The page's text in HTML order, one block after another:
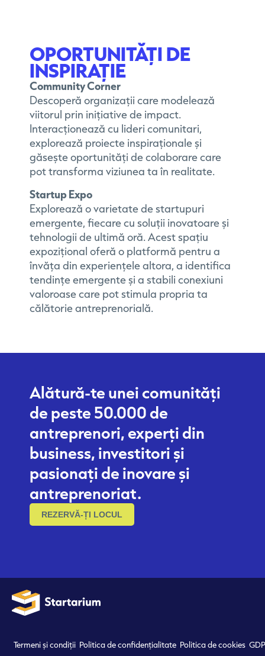
OPORTUNITĂȚI DE
INSPIRAȚIE
Community Corner
Descoperă organizații care modelează
viitorul prin inițiative de impact.
Interacționează cu lideri comunitari,
explorează proiecte inspiraționale și
găsește oportunități de colaborare care
pot transforma viziunea ta în realitate.
Startup Expo
Explorează o varietate de startupuri
emergente, fiecare cu soluții inovatoare și
tehnologii de ultimă oră. Acest spațiu
expozițional oferă o platformă pentru a
învăța din experiențele altora, a identifica
tendințe emergente și a stabili conexiuni
valoroase care pot stimula propria ta
călătorie antreprenorială.
Alătură-te unei comunități
de peste 50.000 de
antreprenori, experți din
business, investitori și
pasionați de inovare și
antreprenoriat.
REZERVĂ-ȚI LOCUL
Termeni și condiții Politica de confidențialitate Politica de cookies